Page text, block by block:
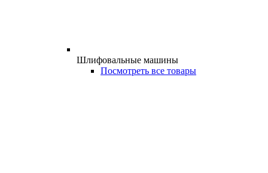
Шлифовальные машины
Посмотреть все товары